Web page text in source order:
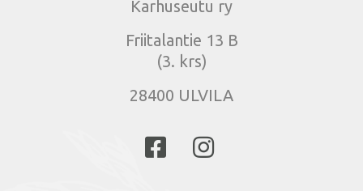
Karhuseutu ry
Friitalantie 13 B
(3. krs)
28400 ULVILA